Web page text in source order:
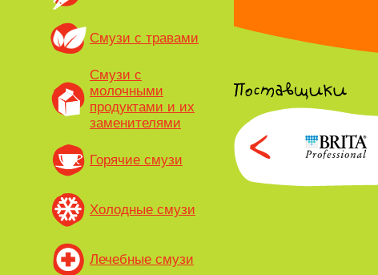
Смузи с травами
Смузи с
молочными
продуктами и их
заменителями
Горячие смузи
Холодные смузи
Лечебные смузи